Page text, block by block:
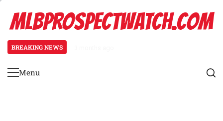
content
MLBPROSPECTWATCH.COM
BREAKING NEWS
Primary
Menu